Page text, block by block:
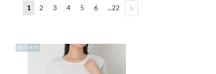
1 2 3 4 5 6 ...22
BEST HIT!